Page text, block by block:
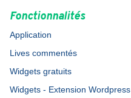
Fonctionnalités
Application
Lives commentés
Widgets gratuits
Widgets - Extension Wordpress